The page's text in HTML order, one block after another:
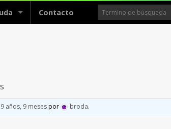
Contacto
años, 9 mesespor broda.